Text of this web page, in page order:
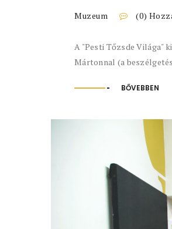
Muzeum (0)
A "Pesti Tőzsde Világa"
Mártonnal (a
BŐVEBBEN